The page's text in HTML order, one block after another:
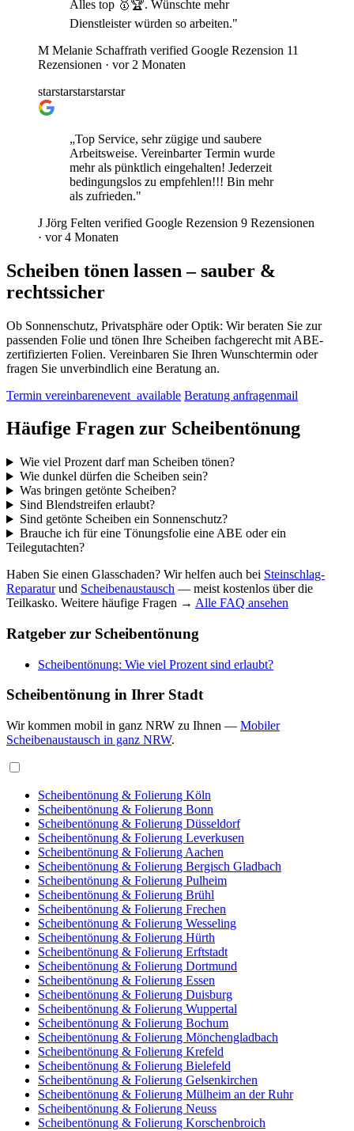
Alles top 🥇🏆. Wünschte mehr
Dienstleister würden so arbeiten."
M Melanie Schaffrath verified Google Rezension 11
Rezensionen · vor 2 Monaten
starstarstarstarstar
„Top Service, sehr zügige und saubere
Arbeitsweise. Vereinbarter Termin wurde
mehr als pünktlich eingehalten! Jederzeit
bedingungslos zu empfehlen!!! Bin mehr
als zufrieden."
J Jörg Felten verified Google Rezension 9 Rezensionen
· vor 4 Monaten
Scheiben tönen lassen– sauber &
rechtssicher
Ob Sonnenschutz, Privatsphäre oder Optik: Wir beraten Sie zur
passenden Folie und tönen Ihre Scheiben fachgerecht mit ABE-
zertifizierten Folien. Vereinbaren Sie Ihren Wunschtermin oder
fragen Sie unverbindlich eine Beratung an.
Termin vereinbarenevent_available Beratung anfragenmail
Häufige Fragen zur Scheibentönung
Wie viel Prozent darf man Scheiben tönen?
Wie dunkel dürfen die Scheiben sein?
Was bringen getönte Scheiben?
Sind Blendstreifen erlaubt?
Sind getönte Scheiben ein Sonnenschutz?
Brauche ich für eine Tönungsfolie eine ABE oder ein
Teilegutachten?
Haben Sie einen Glasschaden? Wir helfen auch bei Steinschlag-
Reparaturund Scheibenaustausch — meist kostenlos über die
Teilkasko. Weitere häufige Fragen → Alle FAQ ansehen
Ratgeber zur Scheibentönung
Scheibentönung: Wie viel Prozent sind erlaubt?
Scheibentönung in Ihrer Stadt
Wir kommen mobil in ganz NRW zu Ihnen — Mobiler
Scheibenaustausch in ganz NRW.
Scheibentönung & Folierung Köln
Scheibentönung & Folierung Bonn
Scheibentönung & Folierung Düsseldorf
Scheibentönung & Folierung Leverkusen
Scheibentönung & Folierung Aachen
Scheibentönung & Folierung Bergisch Gladbach
Scheibentönung & Folierung Pulheim
Scheibentönung & Folierung Brühl
Scheibentönung & Folierung Frechen
Scheibentönung & Folierung Wesseling
Scheibentönung & Folierung Hürth
Scheibentönung & Folierung Erftstadt
Scheibentönung & Folierung Dortmund
Scheibentönung & Folierung Essen
Scheibentönung & Folierung Duisburg
Scheibentönung & Folierung Wuppertal
Scheibentönung & Folierung Bochum
Scheibentönung & Folierung Mönchengladbach
Scheibentönung & Folierung Krefeld
Scheibentönung & Folierung Bielefeld
Scheibentönung & Folierung Gelsenkirchen
Scheibentönung & Folierung Mülheim an der Ruhr
Scheibentönung & Folierung Neuss
Scheibentönung & Folierung Korschenbroich